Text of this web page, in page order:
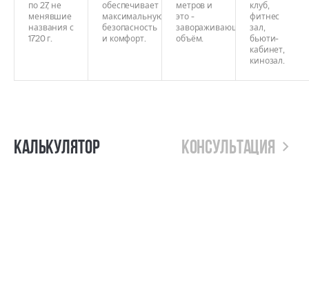
по 27, не
менявшие
названия с
1720 г.
обеспечивает
максимальную
безопасность
и комфорт.
метров и
это -
завораживающий
объём.
клуб,
фитнес
зал,
бьюти-
кабинет,
кинозал.
Калькулятор Консультация